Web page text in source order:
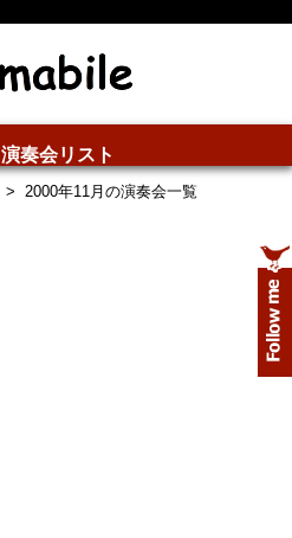
演奏会リスト
> 2000年11月の演奏会一覧